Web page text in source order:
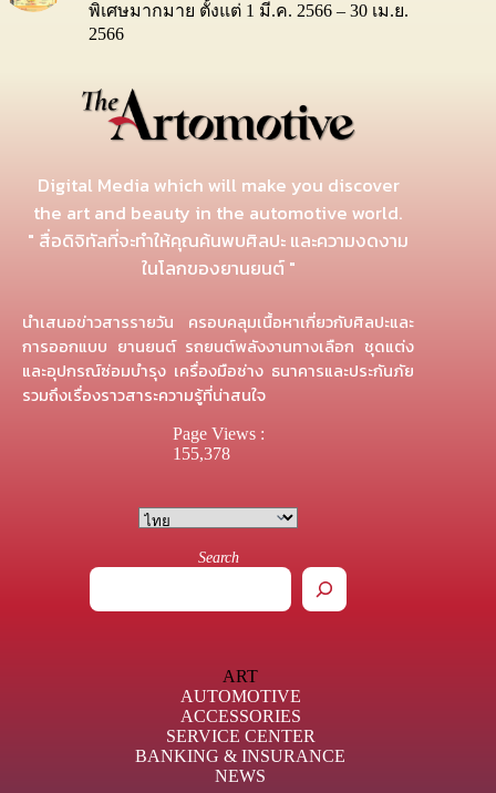
พิเศษมากมาย ตั้งแต่ 1 มี.ค. 2566 – 30 เม.ย.
2566
Digital Media which will make you discover
the art and beauty in the automotive world.
" สื่อดิจิทัลที่จะทำให้คุณค้นพบศิลปะ และความงดงาม
ในโลกของยานยนต์ "
นำเสนอข่าวสารรายวัน ครอบคลุมเนื้อหาเกี่ยวกับศิลปะและ
การออกแบบ ยานยนต์ รถยนต์พลังงานทางเลือก ชุดแต่ง
และอุปกรณ์ซ่อมบำรุง เครื่องมือช่าง ธนาคารและประกันภัย
รวมถึงเรื่องราวสาระความรู้ที่น่าสนใจ
Page Views :
155,378
Search
ART
AUTOMOTIVE
ACCESSORIES
SERVICE CENTER
BANKING & INSURANCE
NEWS